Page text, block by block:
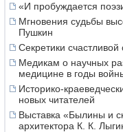
«И пробуждается
Мгновения судьбы
Пушкин
Секретики счастливой
Медикам о научных
медицине в годы
Историко-
новых читателей
Выставка «Былины и
архитектора К. К.